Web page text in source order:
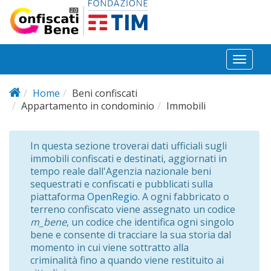
Salta al contenuto principale
Toggle
Home
Beni confiscati
Appartamento in condominio
Immobili
In questa sezione troverai dati ufficiali sugli
immobili confiscati e destinati, aggiornati in
tempo reale dall'Agenzia nazionale beni
sequestrati e confiscati e pubblicati sulla
piattaforma OpenRegio. A ogni fabbricato o
terreno confiscato viene assegnato un codice
m_bene, un codice che identifica ogni singolo
bene e consente di tracciare la sua storia dal
momento in cui viene sottratto alla
criminalità fino a quando viene restituito ai